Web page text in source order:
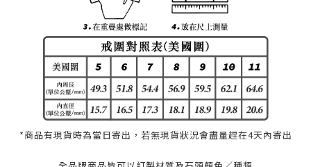
*商品有現貨時為當日寄出，若無現貨狀況會盡量趕在4天內寄出